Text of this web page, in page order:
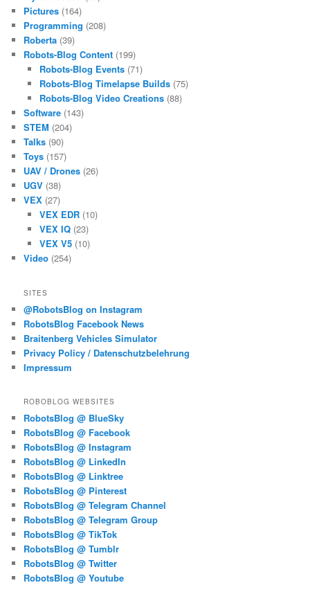
Pictures (164)
Programming (208)
Roberta (39)
Robots-Blog Content (199)
Robots-Blog Events(71)
Robots-Blog Timelapse Builds(75)
Robots-Blog Video Creations(88)
Software (143)
STEM (204)
Talks (90)
Toys (157)
UAV / Drones (26)
UGV (38)
VEX (27)
VEX EDR(10)
VEX IQ(23)
VEX V5(10)
Video (254)
SITES
@RobotsBlog on Instagram
RobotsBlog Facebook News
Braitenberg Vehicles Simulator
Privacy Policy / Datenschutzbelehrung
Impressum
ROBOBLOG WEBSITES
RobotsBlog @ BlueSky
RobotsBlog @ Facebook
RobotsBlog @ Instagram
RobotsBlog @ LinkedIn
RobotsBlog @ Linktree
RobotsBlog @ Pinterest
RobotsBlog @ Telegram Channel
RobotsBlog @ Telegram Group
RobotsBlog @ TikTok
RobotsBlog @ Tumblr
RobotsBlog @ Twitter
RobotsBlog @ Youtube